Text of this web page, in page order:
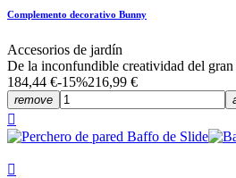
Complemento decorativo Bunny
Accesorios de jardín
De la inconfundible creatividad del
184,44 €-15%216,99 €
remove

